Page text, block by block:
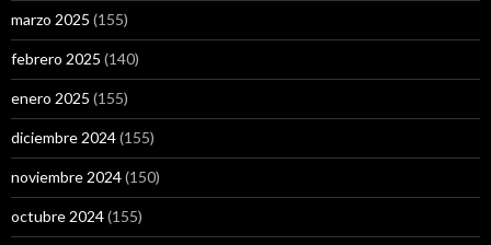
marzo 2025 (155)
febrero 2025 (140)
enero 2025 (155)
diciembre 2024(155)
noviembre 2024(150)
octubre 2024(155)